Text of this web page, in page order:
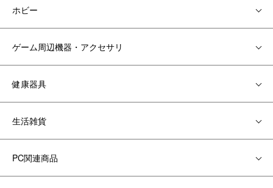
ホビー
ゲーム周辺機器・アクセサリ
健康器具
生活雑貨
PC関連商品